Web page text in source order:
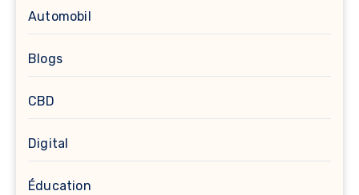
Automobil
Blogs
CBD
Digital
Éducation